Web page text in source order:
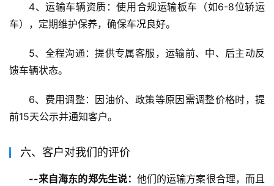
4、运输车辆资质：使用合规运输板车（如6-8位轿运
车），定期维护保养，确保车况良好。
5、全程沟通：提供专属客服，运输前、中、后主动反
馈车辆状态。
6、费用调整：因油价、政策等原因需调整价格时，提
前15天公示并通知客户。
六、客户对我们的评价
--来自海东的郑先生说： 他们的运输方案很合理，而且